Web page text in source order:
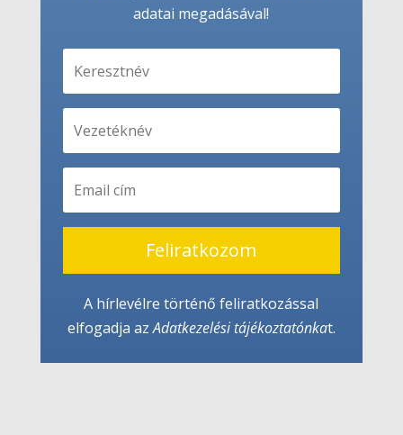
adatai megadásával!
Feliratkozom
A hírlevélre történő feliratkozással
elfogadja azAdatkezelési tájékoztatónkat.